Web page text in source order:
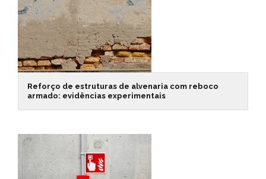
Reforço de estruturas de alvenaria com reboco
armado: evidências experimentais